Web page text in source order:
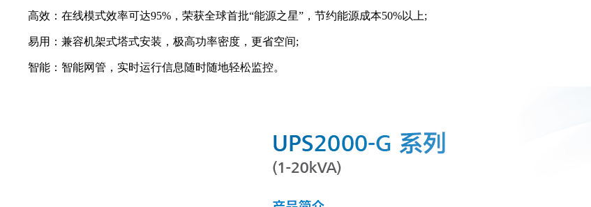
高效：在线模式效率可达95%，荣获全球首批“能源之星”，节约能源成本50%以上;
易用：兼容机架式塔式安装，极高功率密度，更省空间;
智能：智能网管，实时运行信息随时随地轻松监控。